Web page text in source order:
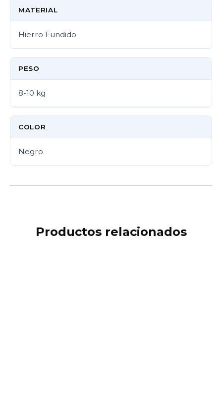
MATERIAL
Hierro Fundido
PESO
8-10 kg
COLOR
Negro
Productos relacionados